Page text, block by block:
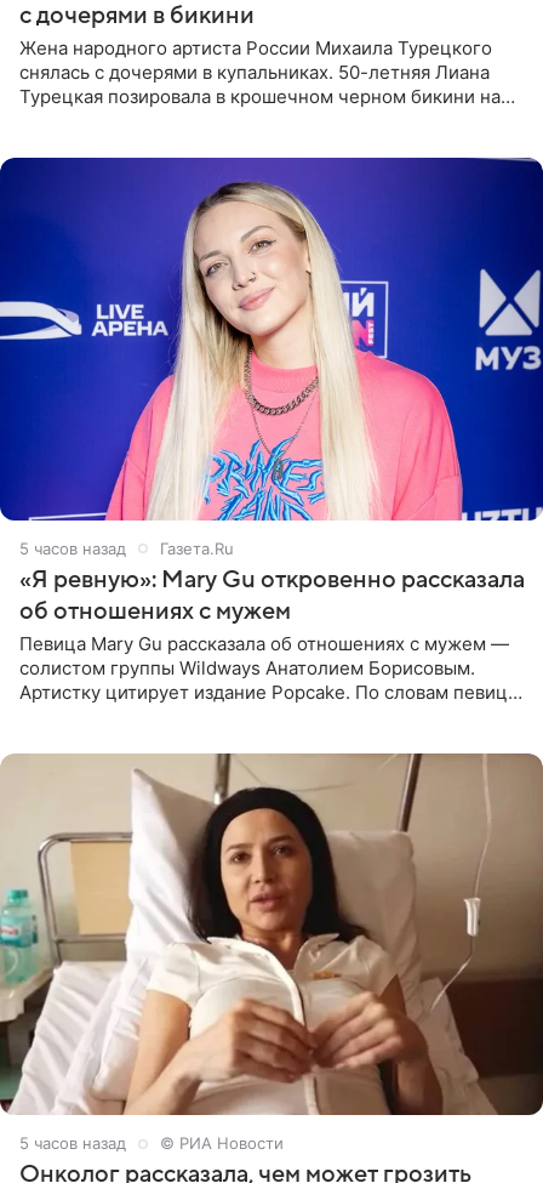
с дочерями в бикини
Жена народного артиста России Михаила Турецкого
снялась с дочерями в купальниках. 50-летняя Лиана
Турецкая позировала в крошечном черном бикини на
5 часов назад Газета.Ru
«Я ревную»: Mary Gu откровенно рассказала
об отношениях с мужем
Певица Mary Gu рассказала об отношениях с мужем —
солистом группы Wildways Анатолием Борисовым.
Артистку цитирует издание Popcake. По словам певицы,
5 часов назад © РИА Новости
Онколог рассказала, чем может грозить